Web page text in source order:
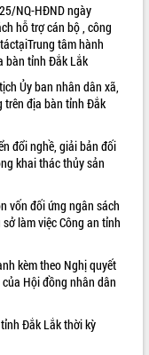
NQ-HĐND ngày
hỗ trợ cán bộ , công
tâm hành
bàn tỉnh Đắk Lắk
Ủy ban nhân dân xã,
trên địa bàn tỉnh Đắk
đổi nghề, giải bản đối
khai thác thủy sản
vốn đối ứng ngân sách
làm việc Công an tỉnh
kèm theo Nghị quyết
Hội đồng nhân dân
Đắk Lắk thời kỳ